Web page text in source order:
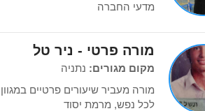
מדעי החברה
מורה פרטי - ניר טל
מקום מגורים: נתניה
מורה מעביר שיעורים פרטיים
לכל נפש, מרמת יסוד